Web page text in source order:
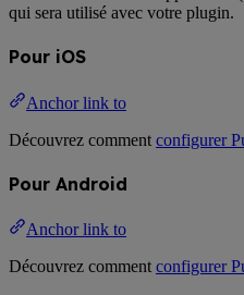
qui sera utilisé avec votre plugin.
Pour iOS
Anchor link to
Découvrez comment configurer
Pour Android
Anchor link to
Découvrez comment configurer